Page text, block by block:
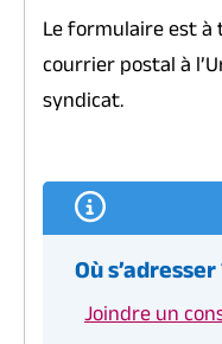
Le formulaire est
courrier postal à
syndicat.
Où s’adresser
Joindre un